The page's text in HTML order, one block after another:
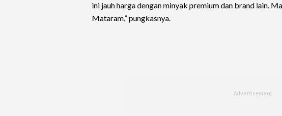
ini jauh harga dengan minyak premium dan brand lain.
Mataram,” pungkasnya.